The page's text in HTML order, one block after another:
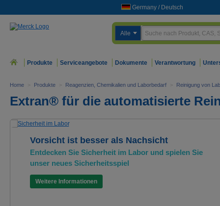
Germany / Deutsch
Alle
Produkte Serviceangebote Dokumente Verantwortung
Home > Produkte > Reagenzien, Chemikalien und Laborbedarf > Reinigung von
Extran® für die automatisierte
Vorsicht ist besser als Nachsicht
Entdecken Sie Sicherheit im Labor und spielen Sie
unser neues Sicherheitsspiel
Weitere Informationen